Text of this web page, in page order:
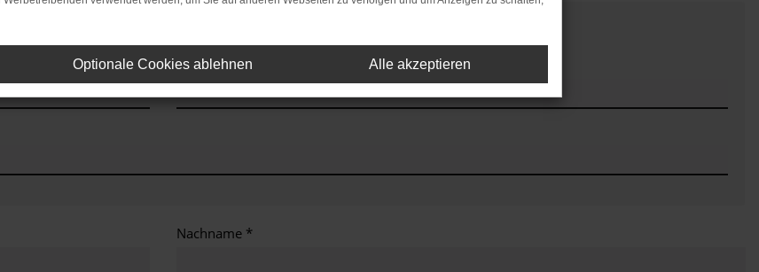
Erstzulassung/Baujahr
Nachname *
Optionale Cookies ablehnen Alle akzeptieren